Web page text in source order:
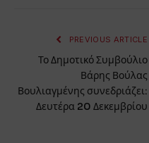
PREVIOUS ARTICLE
Το Δημοτικό Συμβούλιο
Βάρης Βούλας
Βουλιαγμένης συνεδριάζει:
Δευτέρα 20 Δεκεμβρίου